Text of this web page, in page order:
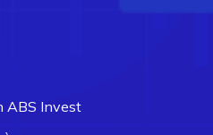
ABS Invest